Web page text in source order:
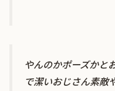
やんのかポーズかと
で潔いおじさん素敵